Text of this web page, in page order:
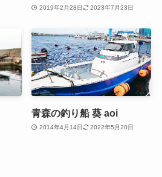
2019年2月28日 2023年7月23日
青森の釣り船 葵 aoi
2014年4月14日 2022年5月20日